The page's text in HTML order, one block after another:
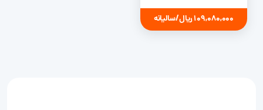
109,080,000 ریال/سالیانه